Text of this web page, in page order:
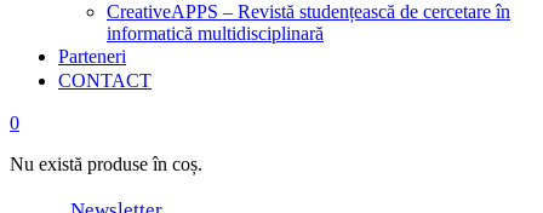
CreativeAPPS – Revistă studențească de cercetare în
informatică multidisciplinară
Parteneri
CONTACT
0
Nu există produse în coș.